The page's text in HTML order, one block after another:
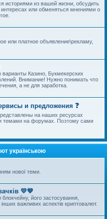
историями из вашей жизни, обсудить
или обменяться мнениями о
или платное объявление\рекламу,
Казино, Букмекерских
Внимание! Нужно понимать что
а не для заработка.
и предложения ❓
на наших ресурсах
темами на форумах. Поэтому сами
українською
нової теми.
💛💙
його застосування,
інших важливих аспектів криптовалют.